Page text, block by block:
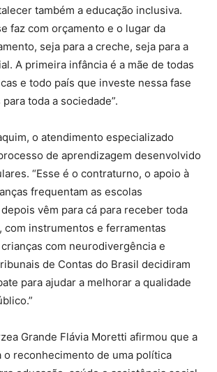
também a educação inclusiva.
faz com orçamento e o lugar da
seja para a creche, seja para a
A primeira infância é a mãe de todas
e todo país que investe nessa fase
toda a sociedade”.
o atendimento especializado
de aprendizagem desenvolvido
“Esse é o contraturno, o apoio à
frequentam as escolas
vêm para cá para receber toda
com instrumentos e ferramentas
com neurodivergência e
de Contas do Brasil decidiram
para ajudar a melhorar a qualidade
Grande Flávia Moretti afirmou que a
reconhecimento de uma política